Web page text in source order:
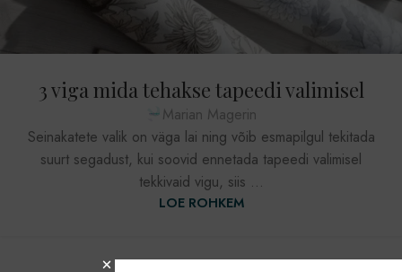
3 viga mida tehakse tapeedi valimisel
Marian Magerin
Seinakatete valik on väga lai ning võib esmapilgul tekitada
suurt segadust, kui soovid ennetada tapeedi valimisel
tekkivaid vigu, siis ...
LOE ROHKEM